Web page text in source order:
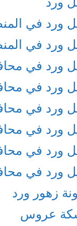
ورد في
ورد في
ورد في
ورد في
ورد في
ورد في
ورد في
ورد في
زهور ورد
عروس